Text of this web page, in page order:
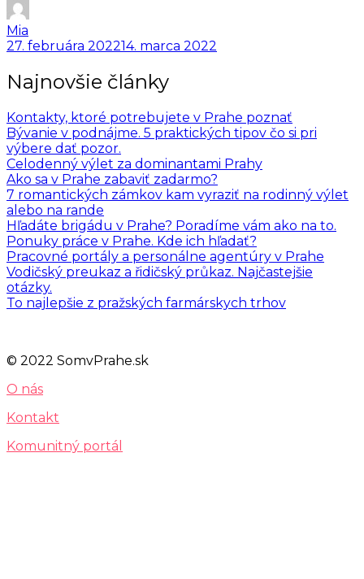
Mia
27. februára 202214. marca 2022
Najnovšie články
Kontakty, ktoré potrebujete v Prahe poznať
Bývanie v podnájme. 5 praktických tipov čo si pri
výbere dať pozor.
Celodenný výlet za dominantami Prahy
Ako sa v Prahe zabaviť zadarmo?
7 romantických zámkov kam vyraziť na rodinný výlet
alebo na rande
Hľadáte brigádu v Prahe? Poradíme vám ako na to.
Ponuky práce v Prahe. Kde ich hľadať?
Pracovné portály a personálne agentúry v Prahe
Vodičský preukaz a řidičský průkaz. Najčastejšie
otázky.
To najlepšie z pražských farmárskych trhov
© 2022 SomvPrahe.sk
O nás
Kontakt
Komunitný portál